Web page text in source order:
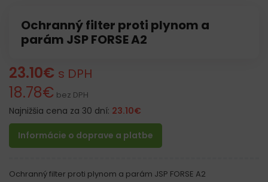
Ochranný filter proti plynom a
parám JSP FORSE A2
23.10€ s DPH
18.78€ bez DPH
Najnižšia cena za 30 dní: 23.10€
Informácie o doprave a platbe
Ochranný filter proti plynom a parám JSP FORSE A2